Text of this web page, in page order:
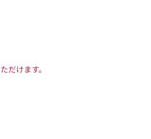
だけます。